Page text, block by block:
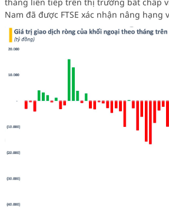
Nam đã được FTSE xác nhận nâng hạng